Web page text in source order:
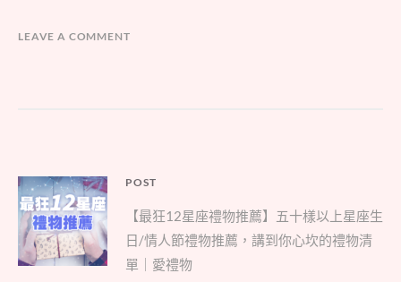
LEAVE A COMMENT
文
章
導
覽
POST
Parent
post:
【最狂12星座禮物推薦】五十樣以上星座生
日/情人節禮物推薦，講到你心坎的禮物清
單｜愛禮物